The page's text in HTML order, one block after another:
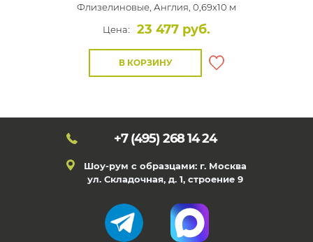
Флизелиновые, Англия, 0,69x10 м
Цена:
23 477 руб.
В КОРЗИНУ
+7 (495) 268 14 24
Шоу-рум с образцами: г. Москва
ул. Складочная, д. 1, строение 9